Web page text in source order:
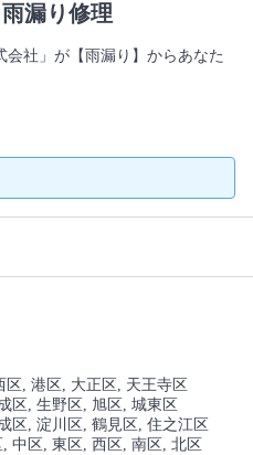
雨漏り修理
会社」が【雨漏り】からあなた
区 , 港区 , 大正区 , 天王寺区
区 , 生野区 , 旭区 , 城東区
区 , 淀川区 , 鶴見区 , 住之江区
, 中区 , 東区 , 西区 , 南区 , 北区